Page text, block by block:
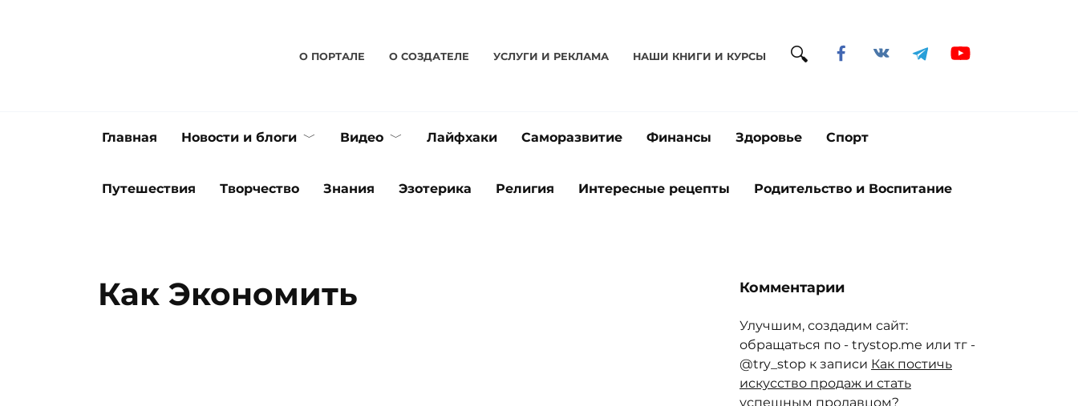
О ПОРТАЛЕ О CОЗДАТЕЛЕ УСЛУГИ И РЕКЛАМА НАШИ КНИГИ И КУРСЫ
Главная Новости и блоги Видео Лайфхаки Саморазвитие Финансы Здоровье Спорт
Путешествия Творчество Знания Эзотерика Религия Интересные рецепты Родительство и Воспитание
Как Экономить Комментарии
Улучшим, создадим сайт:
обращаться по - trystop.me или тг -
@try_stop к записи Как постичь
искусство продаж и стать
успешным продавцом?